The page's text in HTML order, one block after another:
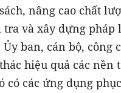
nâng cao chất
và xây dựng pháp
ban, cán bộ, công
hiệu quả các nền
có các ứng dụng